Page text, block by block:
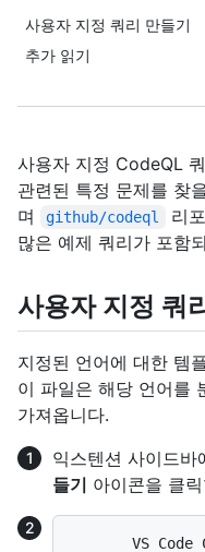
사용자 지정 쿼리 만들기
추가 읽기
사용자 지정 CodeQL
관련된 특정 문제를 찾
며
github/codeql
리
많은 예제 쿼리가 포함
사용자 지정 쿼
지정된 언어에 대한 템
이 파일은 해당 언어를
가져옵니다.
익스텐션 사이드
들기 아이콘을 클